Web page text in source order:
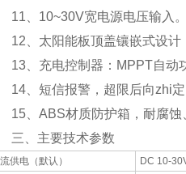
、10~30V宽电源电压输入。
、太阳能板顶盖镶嵌式设计
、充电控制器：MPPT自动
、短信报警，超限后向zhi定
、ABS材质防护箱，耐腐蚀
、主要技术参数
供电（默认）
DC 10-